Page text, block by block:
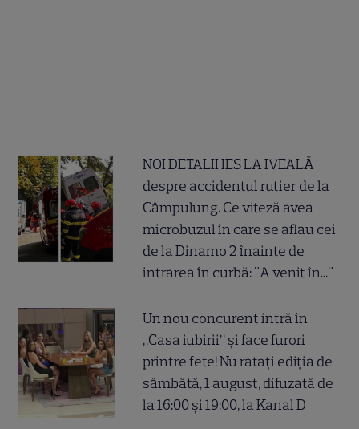
NOI DETALII IES LA IVEALĂ
despre accidentul rutier de la
Câmpulung. Ce viteză avea
microbuzul în care se aflau cei
de la Dinamo 2 înainte de
intrarea în curbă: "A venit în..."
Un nou concurent intră în
„Casa iubirii” și face furori
printre fete! Nu ratați ediția de
sâmbătă, 1 august, difuzată de
la 16:00 și 19:00, la Kanal D